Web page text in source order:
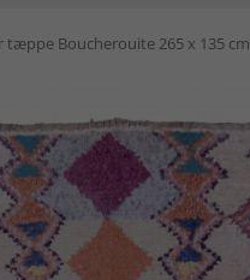
tæppe Boucherouite 265 x 135 cm